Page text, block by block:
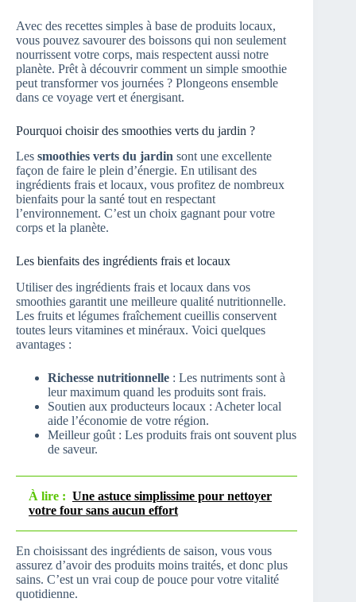
Avec des recettes simples à base de produits locaux,
vous pouvez savourer des boissons qui non seulement
nourrissent votre corps, mais respectent aussi notre
planète. Prêt à découvrir comment un simple smoothie
peut transformer vos journées ? Plongeons ensemble
dans ce voyage vert et énergisant.
Pourquoi choisir des smoothies verts du jardin ?
Les smoothies verts du jardin sont une excellente
façon de faire le plein d’énergie. En utilisant des
ingrédients frais et locaux, vous profitez de nombreux
bienfaits pour la santé tout en respectant
l’environnement. C’est un choix gagnant pour votre
corps et la planète.
Les bienfaits des ingrédients frais et locaux
Utiliser des ingrédients frais et locaux dans vos
smoothies garantit une meilleure qualité nutritionnelle.
Les fruits et légumes fraîchement cueillis conservent
toutes leurs vitamines et minéraux. Voici quelques
avantages :
Richesse nutritionnelle : Les nutriments sont à
leur maximum quand les produits sont frais.
Soutien aux producteurs locaux : Acheter local
aide l’économie de votre région.
Meilleur goût : Les produits frais ont souvent plus
de saveur.
À lire : Une astuce simplissime pour nettoyer
votre four sans aucun effort
En choisissant des ingrédients de saison, vous vous
assurez d’avoir des produits moins traités, et donc plus
sains. C’est un vrai coup de pouce pour votre vitalité
quotidienne.